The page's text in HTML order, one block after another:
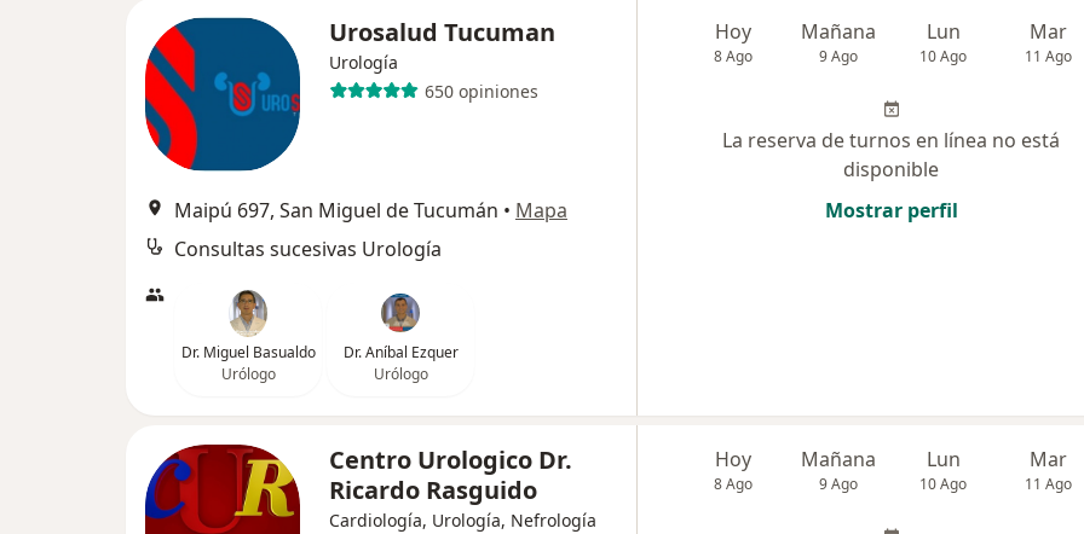
Urosalud Tucuman
Urología
650 opiniones
Maipú 697, San Miguel de Tucumán • Mapa
Consultas sucesivas Urología
Dr. Miguel Basualdo
Urólogo
Dr. Aníbal Ezquer
Urólogo
Hoy
8 Ago
Mañana
9 Ago
Lun
10 Ago
Mar
11 Ago
La reserva de turnos en línea no está
disponible
Mostrar perfil
Centro Urologico Dr.
Ricardo Rasguido
Cardiología, Urología, Nefrología
Hoy
8 Ago
Mañana
9 Ago
Lun
10 Ago
Mar
11 Ago